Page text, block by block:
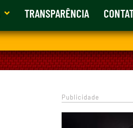
TRANSPARÊNCIA
Publicidade